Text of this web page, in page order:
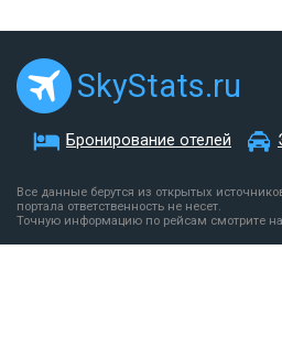
SkyStats.ru
Бронирование отелей
Все данные берутся из открытых
портала ответственность не несет.
Точную информацию по рейсам смотрите